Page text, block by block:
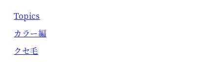
Topics
カラー編
クセ毛